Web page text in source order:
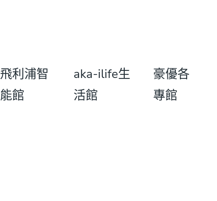
飛利浦智
能館
aka-ilife生
活館
豪優各
專館